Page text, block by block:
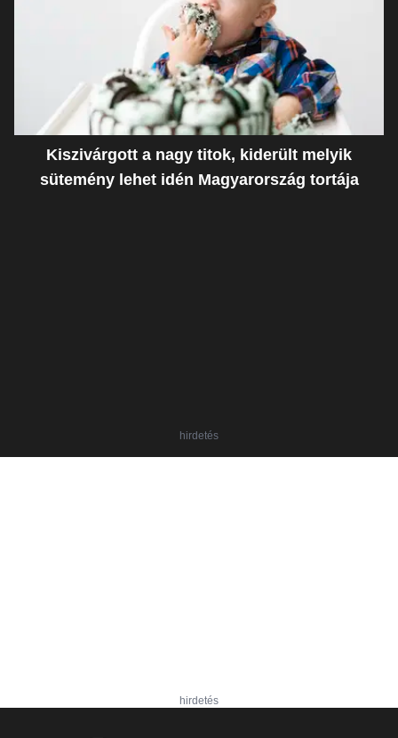
Kiszivárgott a nagy titok, kiderült melyik
sütemény lehet idén Magyarország tortája
hirdetés
hirdetés